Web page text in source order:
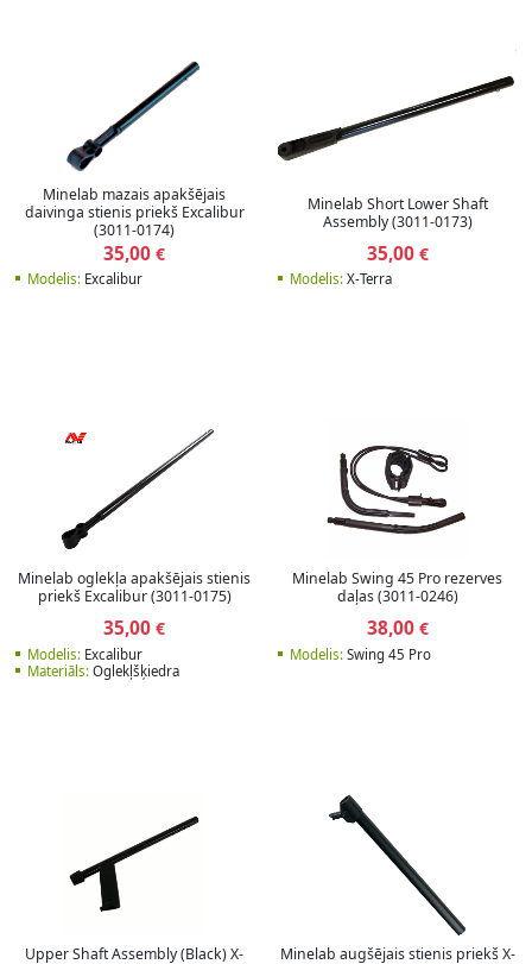
Minelab mazais apakšējais
daivinga stienis priekš Excalibur
(3011-0174)
35,00 €
Modelis:Excalibur
Minelab Short Lower Shaft
Assembly (3011-0173)
35,00€
Modelis: X-Terra
Minelab oglekļa apakšējais stienis
priekš Excalibur (3011-0175)
35,00 €
Modelis:Excalibur
Materiāls:Oglekļšķiedra
Minelab Swing 45 Pro rezerves
daļas (3011-0246)
38,00€
Modelis: Swing 45 Pro
Upper Shaft Assembly (Black) X-
Minelab augšējais stienis priekš X-